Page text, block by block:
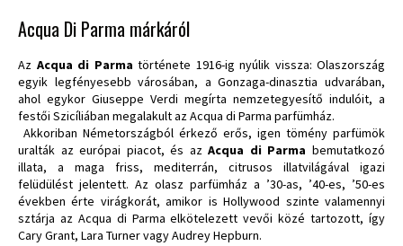
Acqua Di Parma márkáról
Az Acqua di Parma története 1916-ig nyúlik vissza: Olaszország
egyik legfényesebb városában, a Gonzaga-dinasztia udvarában,
ahol egykor Giuseppe Verdi megírta nemzetegyesítő indulóit, a
festői Szicíliában megalakult az Acqua di Parma parfümház.
Akkoriban Németországból érkező erős, igen tömény parfümök
uralták az európai piacot, és azAcqua di Parma bemutatkozó
illata, a maga friss, mediterrán, citrusos illatvilágával igazi
felüdülést jelentett. Az olasz parfümház a ’30-as, ’40-es, ’50-es
években érte virágkorát, amikor is Hollywood szinte valamennyi
sztárja az Acqua di Parma elkötelezett vevői közé tartozott, így
Cary Grant, Lara Turner vagy Audrey Hepburn.